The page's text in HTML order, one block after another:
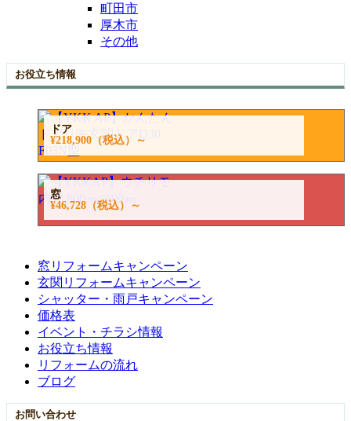
町田市
厚木市
その他
お役立ち情報
ドア
¥218,900（税込）～
窓
¥46,728（税込）～
窓リフォームキャンペーン
玄関リフォームキャンペーン
シャッター・雨戸キャンペーン
価格表
イベント・チラシ情報
お役立ち情報
リフォームの流れ
ブログ
お問い合わせ